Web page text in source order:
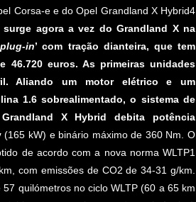
Corsa-e e do Opel Grandland X Hybrid4
surge agora a vez do Grandland X na
plug-in’ com tração dianteira, que tem
46.720 euros. As primeiras unidades
Aliando um motor elétrico e um
1.6 sobrealimentado, o sistema de
X Hybrid debita potência
(165 kW) e binário máximo de 360 Nm. O
de acordo com a nova norma WLTP1
com emissões de CO2 de 34-31 g/km.
quilómetros no ciclo WLTP (60 a 65 km